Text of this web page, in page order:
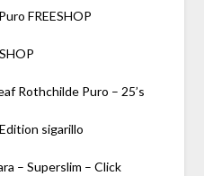
FREESHOP
Rothchilde Puro – 25’s
sigarillo
– Superslim – Click